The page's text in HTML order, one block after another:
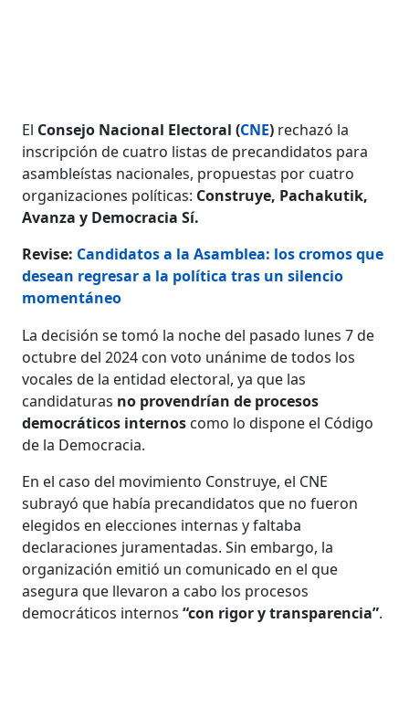
El Consejo Nacional Electoral (CNE) rechazó la
inscripción de cuatro listas de precandidatos para
asambleístas nacionales, propuestas por cuatro
organizaciones políticas: Construye, Pachakutik,
Avanza y Democracia Sí.
Revise: Candidatos a la Asamblea: los cromos que
desean regresar a la política tras un silencio
momentáneo
La decisión se tomó la noche del pasado lunes 7 de
octubre del 2024 con voto unánime de todos los
vocales de la entidad electoral, ya que las
candidaturas no provendrían de procesos
democráticos internos como lo dispone el Código
de la Democracia.
En el caso del movimiento Construye, el CNE
subrayó que había precandidatos que no fueron
elegidos en elecciones internas y faltaba
declaraciones juramentadas. Sin embargo, la
organización emitió un comunicado en el que
asegura que llevaron a cabo los procesos
democráticos internos “con rigor y transparencia”.